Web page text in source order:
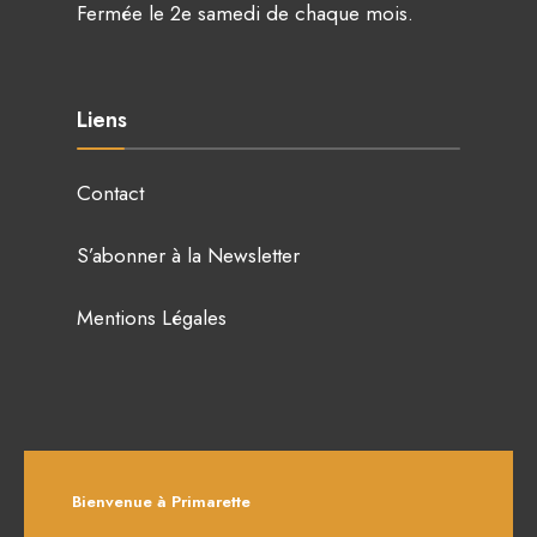
Fermée le 2e samedi de chaque mois.
Liens
Contact
S’abonner à la Newsletter
Mentions Légales
Bienvenue à Primarette